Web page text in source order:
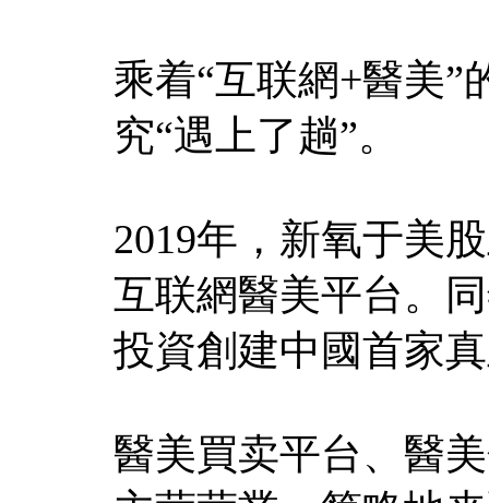
乘着“互联網+醫美”
究“遇上了趟”。
2019年，新氧于美
互联網醫美平台。
投資創建中國首家
醫美買卖平台、醫